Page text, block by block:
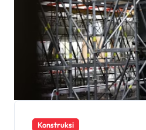
Konstruksi